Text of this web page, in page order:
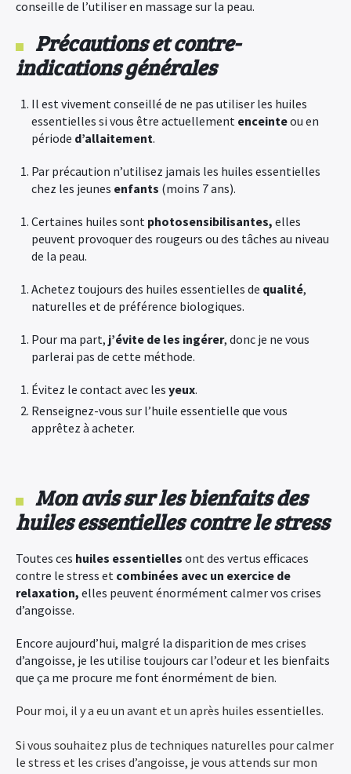
conseille de l’utiliser en massage sur la peau.
Précautions et contre-
indications générales
Il est vivement conseillé de ne pas utiliser les huiles
essentielles si vous être actuellement enceinteou en
période d’allaitement.
Par précaution n’utilisez jamais les huiles essentielles
chez les jeunes enfants (moins 7 ans).
Certaines huiles sont photosensibilisantes, elles
peuvent provoquer des rougeurs ou des tâches au niveau
de la peau.
Achetez toujours des huiles essentielles de qualité,
naturelles et de préférence biologiques.
Pour ma part, j’évite de les ingérer, donc je ne vous
parlerai pas de cette méthode.
Évitez le contact avec les yeux.
Renseignez-vous sur l’huile essentielle que vous
apprêtez à acheter.
Mon avis sur les bienfaits des
huiles essentielles contre le stress
Toutes ces huiles essentielles ont des vertus efficaces
contre le stress et combinées avec un exercice de
relaxation, elles peuvent énormément calmer vos crises
d’angoisse.
Encore aujourd’hui, malgré la disparition de mes crises
d’angoisse, je les utilise toujours car l’odeur et les bienfaits
que ça me procure me font énormément de bien.
Pour moi, il y a eu un avant et un après huiles essentielles.
Si vous souhaitez plus de techniques naturelles pour calmer
le stress et les crises d’angoisse, je vous attends sur mon